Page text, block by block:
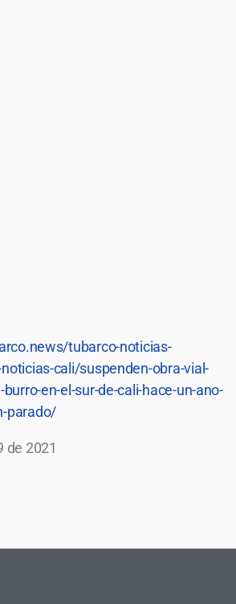
tubarco-noticias-
cali/suspenden-obra-vial-
en-el-sur-de-cali-hace-un-ano-
parado/
de 2021